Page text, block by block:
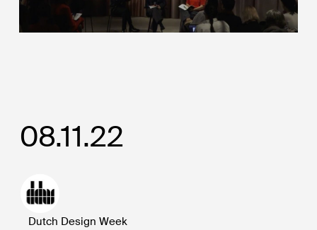
08.11.22
Dutch Design Week